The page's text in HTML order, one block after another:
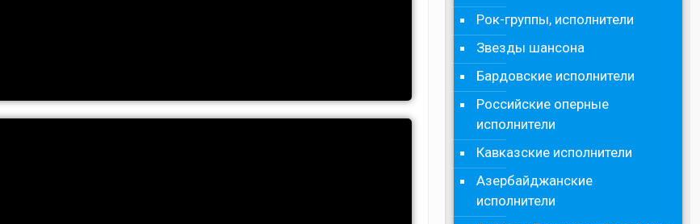
Рок-группы, исполнители
Звезды шансона
Бардовские исполнители
Российские оперные
исполнители
Кавказские исполнители
Азербайджанские
исполнители